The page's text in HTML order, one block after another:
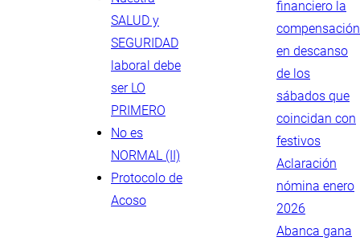
SALUD y
SEGURIDAD
laboral debe
ser LO
PRIMERO
No es
NORMAL (II)
Protocolo de
Acoso
financiero la
compensación
en descanso
de los
sábados que
coincidan con
festivos
Aclaración
nómina enero
2026
Abanca gana